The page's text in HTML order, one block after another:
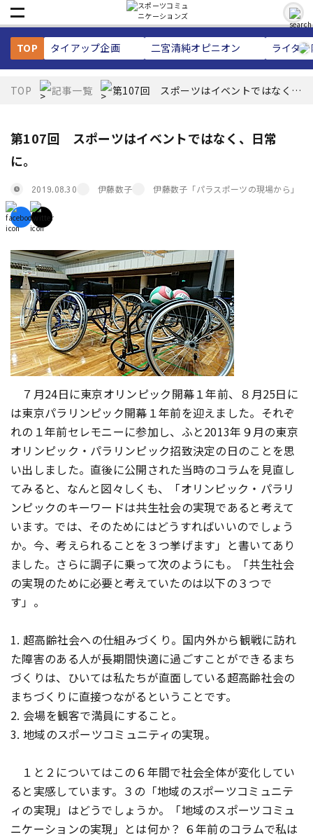
TOP タイアップ企画 二宮清純オピニオン ライタ
TOP 記事一覧 第107回 スポーツはイベントではなく、
第107回 スポーツはイベントではなく、日常
に。
2019.08.30 伊藤数子 伊藤数子「パラスポーツの現場から」
７月24日に東京オリンピック開幕１年前、８月25日に
は東京パラリンピック開幕１年前を迎えました。それぞ
れの１年前セレモニーに参加し、ふと2013年９月の東京
オリンピック・パラリンピック招致決定の日のことを思
い出しました。直後に公開された当時のコラムを見直し
てみると、なんと図々しくも、「オリンピック・パラリ
ンピックのキーワードは共生社会の実現であると考えて
います。では、そのためにはどうすればいいのでしょう
か。今、考えられることを３つ挙げます」と書いてあり
ました。さらに調子に乗って次のようにも。「共生社会
の実現のために必要と考えていたのは以下の３つで
す」。
1. 超高齢社会への仕組みづくり。国内外から観戦に訪れ
た障害のある人が長期間快適に過ごすことができるまち
づくりは、ひいては私たちが直面している超高齢社会の
まちづくりに直接つながるということです。
2. 会場を観客で満員にすること。
3. 地域のスポーツコミュニティの実現。
１と２についてはこの６年間で社会全体が変化してい
ると実感しています。３の「地域のスポーツコミュニテ
ィの実現」はどうでしょうか。「地域のスポーツコミュ
ニケーションの実現」とは何か？ ６年前のコラムで私は